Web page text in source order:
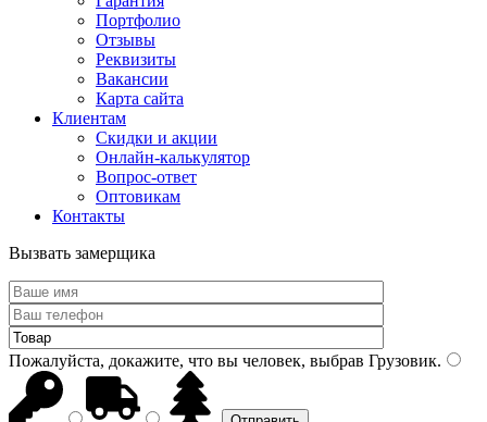
Портфолио
Отзывы
Реквизиты
Вакансии
Карта сайта
Клиентам
Скидки и акции
Онлайн-калькулятор
Вопрос-ответ
Оптовикам
Контакты
Вызвать замерщика
Пожалуйста, докажите, что вы человек, выбрав Грузовик.